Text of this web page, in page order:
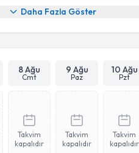
Daha Fazla Göster
8 Ağu
Cmt
9 Ağu
Paz
10 Ağu
Pzt
Takvim
kapalıdır
Takvim
kapalıdır
Takvim
kapalıdır